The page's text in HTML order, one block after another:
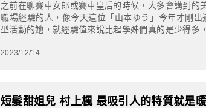
之前在聊賽車女郎或賽車皇后的時候，大多會講到的
職場經驗的人，像今天這位「山本ゆう」今年才剛出
型活動的她，就經驗值來說比起學姊們真的是少得多
2023/12/14
短髮甜姐兒 村上楓 最吸引人的特質就是